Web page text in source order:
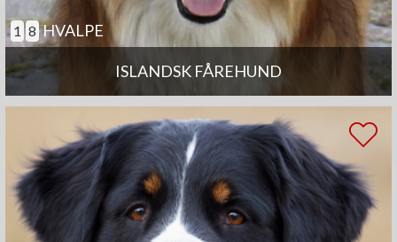
ISLANDSK FÅREHUND
1 8 HVALPE